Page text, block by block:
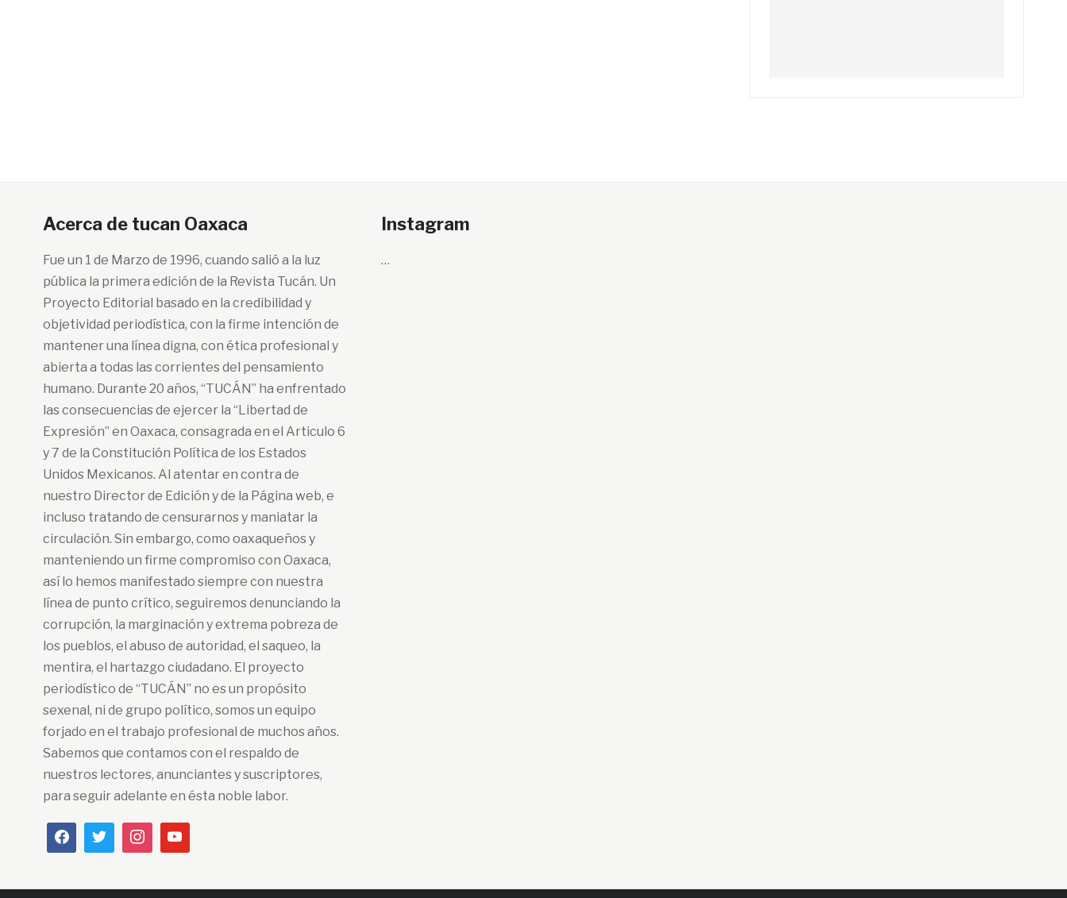
Acerca de tucan Oaxaca
Fue un 1 de Marzo de 1996, cuando salió a la luz
pública la primera edición de la Revista Tucán. Un
Proyecto Editorial basado en la credibilidad y
objetividad periodística, con la firme intención de
mantener una línea digna, con ética profesional y
abierta a todas las corrientes del pensamiento
humano. Durante 20 años, “TUCÁN” ha enfrentado
las consecuencias de ejercer la “Libertad de
Expresión” en Oaxaca, consagrada en el Articulo 6
y 7 de la Constitución Política de los Estados
Unidos Mexicanos. Al atentar en contra de
nuestro Director de Edición y de la Página web, e
incluso tratando de censurarnos y maniatar la
circulación. Sin embargo, como oaxaqueños y
manteniendo un firme compromiso con Oaxaca,
así lo hemos manifestado siempre con nuestra
línea de punto crítico, seguiremos denunciando la
corrupción, la marginación y extrema pobreza de
los pueblos, el abuso de autoridad, el saqueo, la
mentira, el hartazgo ciudadano. El proyecto
periodístico de “TUCÁN” no es un propósito
sexenal, ni de grupo político, somos un equipo
forjado en el trabajo profesional de muchos años.
Sabemos que contamos con el respaldo de
nuestros lectores, anunciantes y suscriptores,
para seguir adelante en ésta noble labor.
Instagram
…